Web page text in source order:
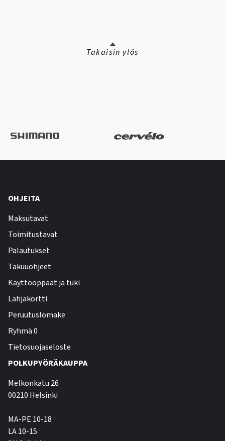
Takaisin ylös
OHJEITA
Maksutavat
Toimitustavat
Palautukset
Takuuohjeet
Käyttöoppaat ja tuki
Lahjakortti
Peruutuslomake
Ryhmä 0
Tietosuojaseloste
POLKUPYÖRÄKAUPPA
Melkonkatu 26
00210 Helsinki
MA-PE 10-18
LA 10-15